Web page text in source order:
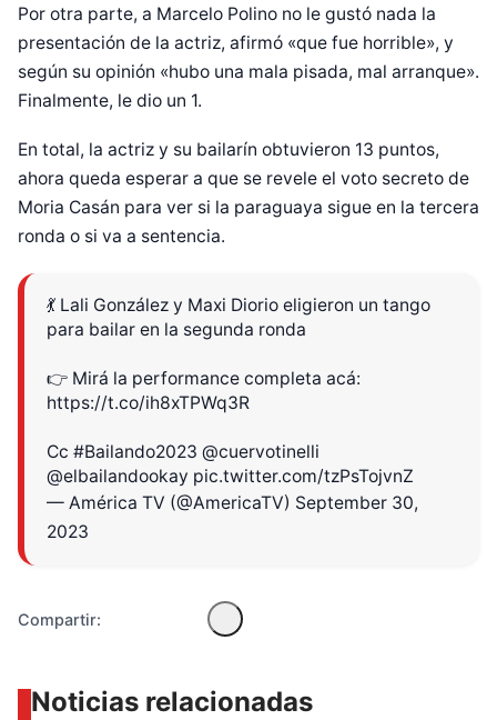
Por otra parte, a Marcelo Polino no le gustó nada la
presentación de la actriz, afirmó «que fue horrible», y
según su opinión «hubo una mala pisada, mal arranque».
Finalmente, le dio un 1.
En total, la actriz y su bailarín obtuvieron 13 puntos,
ahora queda esperar a que se revele el voto secreto de
Moria Casán para ver si la paraguaya sigue en la tercera
ronda o si va a sentencia.
💃 Lali González y Maxi Diorio eligieron un tango
para bailar en la segunda ronda
👉 Mirá la performance completa acá:
https://t.co/ih8xTPWq3R
Cc #Bailando2023 @cuervotinelli
@elbailandookay pic.twitter.com/tzPsTojvnZ
— América TV (@AmericaTV) September 30,
2023
Compartir:
Noticias relacionadas